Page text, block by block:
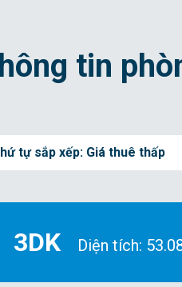
tin
tự sắp xếp: Giá thuê thấp
3DK Diện tích: